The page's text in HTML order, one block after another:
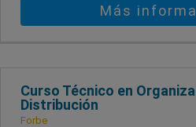
Más
Curso Técnico en
Distribución
Forbe